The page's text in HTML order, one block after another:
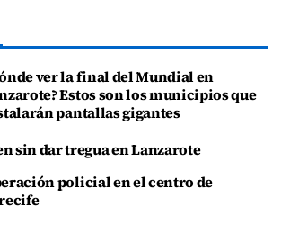
ver la final del Mundial en
Estos son los municipios que
pantallas gigantes
sin dar tregua en Lanzarote
policial en el centro de